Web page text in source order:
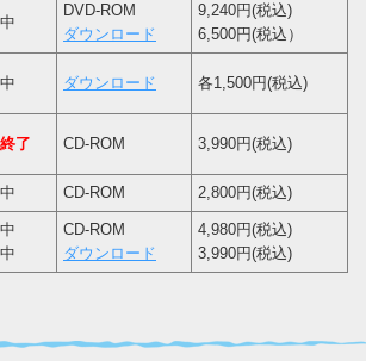
DVD-ROM
ダウンロード
9,240円(税込)
6,500円(税込）
ダウンロード 各1,500円(税込)
了 CD-ROM 3,990円(税込)
CD-ROM 2,800円(税込)
CD-ROM
ダウンロード
4,980円(税込)
3,990円(税込)